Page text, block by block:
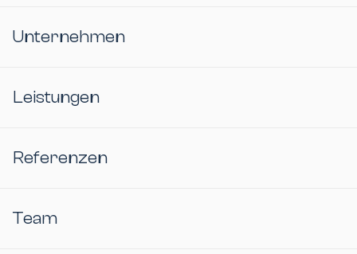
Unternehmen
Leistungen
Referenzen
Team